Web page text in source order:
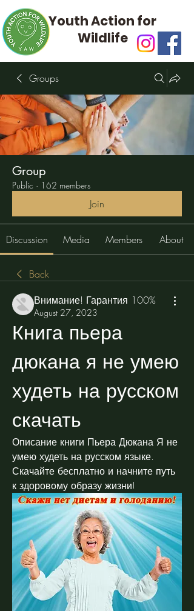
Youth Action for
Wildlife
Groups
Group
Public · 162 members
Join
Discussion Media Members About
Back
Внимание! Гарантия 100%
August 27, 2023
Книга пьера
дюкана я не умею
худеть на русском
скачать
Описание книги Пьера Дюкана Я не
умею худеть на русском языке.
Скачайте бесплатно и начните путь
к здоровому образу жизни!